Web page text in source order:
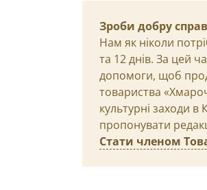
Зроби добру
Нам як ніколи
та 12 днів. За цей
допомоги, щоб
товариства
культурні заходи
пропонувати
Стати членом